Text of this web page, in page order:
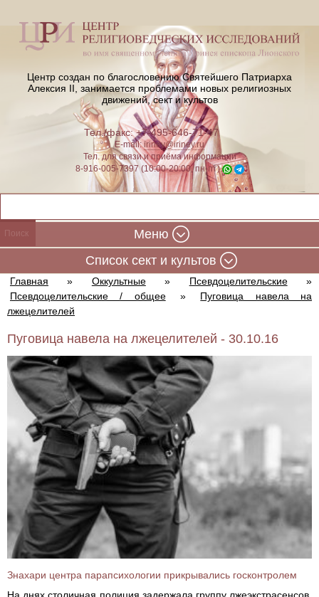
Центр создан по благословению Святейшего Патриарха
Алексия II, занимается проблемами новых религиозных
движений, сект и культов
Тел./факс: +7-495-646-71-47
E-mail:iriney@iriney.ru
Тел. для связи и приёма информации
8-916-005-7397 (10:00-20:00, пн-пт)
Меню
Cписок сект и культов
Главная » Оккультные » Псевдоцелительские
»
Псевдоцелительские / общее
»
Пуговица навела на
лжецелителей
Пуговица навела на лжецелителей - 30.10.16
Знахари центра парапсихологии прикрывались госконтролем